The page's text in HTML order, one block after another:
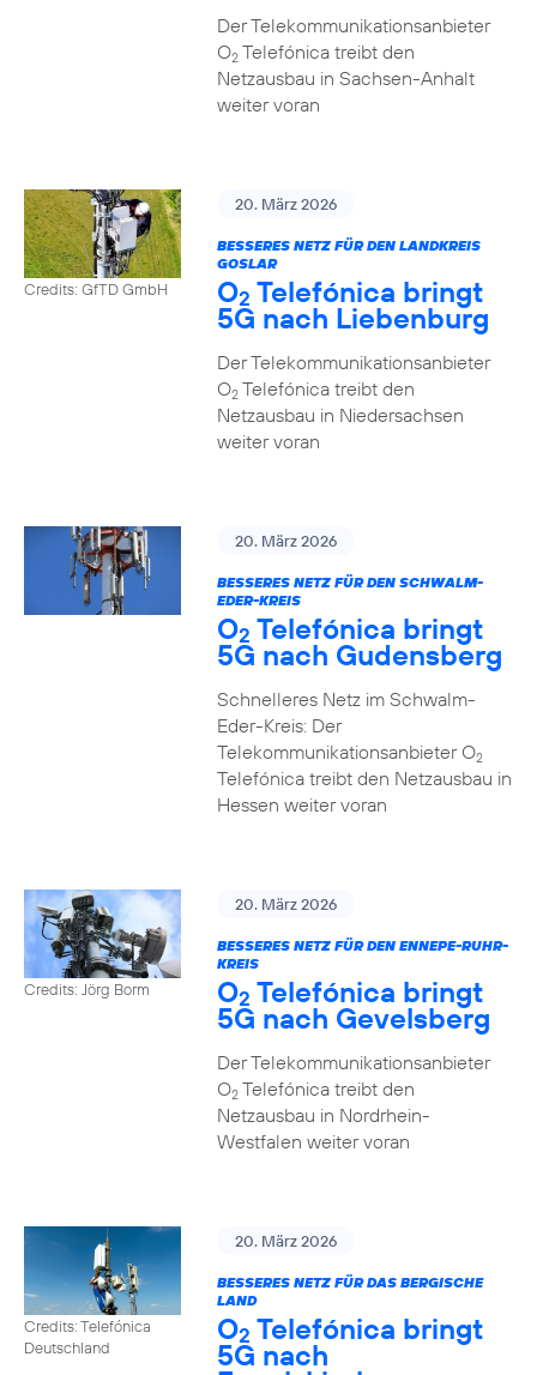
Der Telekommunikationsanbieter
O2Telefónica treibt den
Netzausbau in Sachsen-Anhalt
weiter voran
Credits: GfTD GmbH
20. März 2026
BESSERES NETZ FÜR DEN LANDKREIS
GOSLAR
O2 Telefónica bringt
5G nach Liebenburg
Der Telekommunikationsanbieter
O2Telefónica treibt den
Netzausbau in Niedersachsen
weiter voran
20. März 2026
BESSERES NETZ FÜR DEN SCHWALM-
EDER-KREIS
O2 Telefónica bringt
5G nach Gudensberg
Schnelleres Netz im Schwalm-
Eder-Kreis: Der
Telekommunikationsanbieter O2
Telefónica treibt den Netzausbau in
Hessen weiter voran
Credits: Jörg Borm
20. März 2026
BESSERES NETZ FÜR DEN ENNEPE-RUHR-
KREIS
O2 Telefónica bringt
5G nach Gevelsberg
Der Telekommunikationsanbieter
O2Telefónica treibt den
Netzausbau in Nordrhein-
Westfalen weiter voran
Credits: Telefónica
Deutschland
20. März 2026
BESSERES NETZ FÜR DAS BERGISCHE
LAND
O2 Telefónica bringt
5G nach